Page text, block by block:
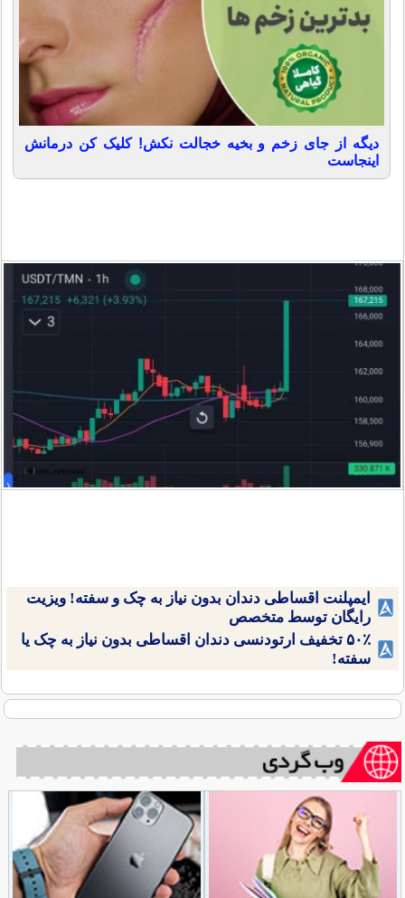
دیگه از جای زخم و بخیه خجالت نکش! کلیک کن درمانش
اینجاست
ایمپلنت اقساطی دندان بدون نیاز به چک و سفته! ویزیت
رایگان توسط متخصص
۵۰٪ تخفیف ارتودنسی دندان اقساطی بدون نیاز به چک یا
سفته!